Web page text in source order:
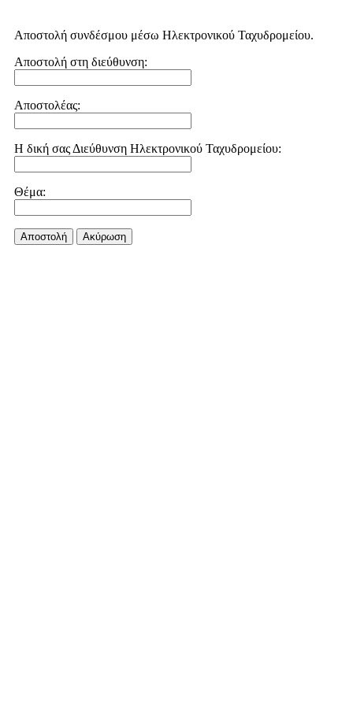
Αποστολή συνδέσμου μέσω Ηλεκτρονικού Ταχυδρομείου.
Αποστολή στη διεύθυνση:
Αποστολέας:
Η δική σας Διεύθυνση Ηλεκτρονικού Ταχυδρομείου:
Θέμα:
Αποστολή Aκύρωση